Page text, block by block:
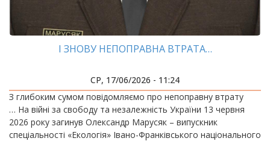
І ЗНОВУ НЕПОПРАВНА ВТРАТА…
СР, 17/06/2026 - 11:24
З глибоким сумом повідомляємо про непоправну втрату
… На війні за свободу та незалежність України 13 червня
2026 року загинув Олександр Марусяк – випускник
спеціальності «Екологія» Івано-Франківського національного